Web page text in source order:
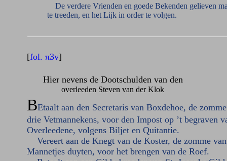
De verdere Vrienden en goede Bekenden gelieven
te treeden, en het Lijk in order te volgen.
[fol. π3v]
Hier nevens de Dootschulden van den
overleeden Steven van der Klok
BEtaalt aan den Secretaris van Boxdehoe, de
drie Vetmannekens, voor den Impost op ’t begraven
Overleedene, volgens Biljet en Quitantie.
Vereert aan de Knegt van de Koster, de zomme
Mannetjes duyten, voor het brengen van de Roef.